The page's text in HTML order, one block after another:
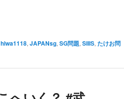
hiwa1118, JAPANsg, SG問題, SIIIS, たけお問